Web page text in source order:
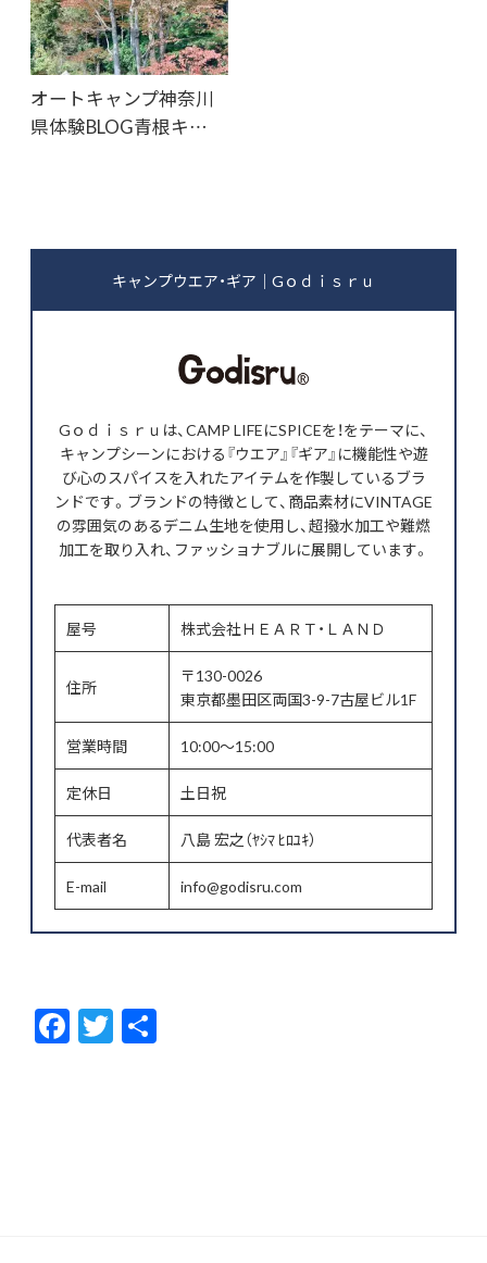
オートキャンプ神奈川
県体験BLOG青根キ…
キャンプウエア・ギア｜Gｏｄｉｓｒｕ
Gｏｄｉｓｒｕは、CAMP LIFEにSPICEを！をテーマに、
キャンプシーンにおける『ウエア』『ギア』に機能性や遊
び心のスパイスを入れたアイテムを作製しているブラ
ンドです。ブランドの特徴として、商品素材にVINTAGE
の雰囲気のあるデニム生地を使用し、超撥水加工や難燃
加工を取り入れ、ファッショナブルに展開しています。
屋号 株式会社ＨＥＡＲＴ・ＬＡＮＤ
住所
〒130-0026
東京都墨田区両国3-9-7古屋ビル1F
営業時間 10:00～15:00
定休日 土日祝
代表者名 八島 宏之（ﾔｼﾏ ﾋﾛﾕｷ）
E-mail info@godisru.com
F
ac
T
w